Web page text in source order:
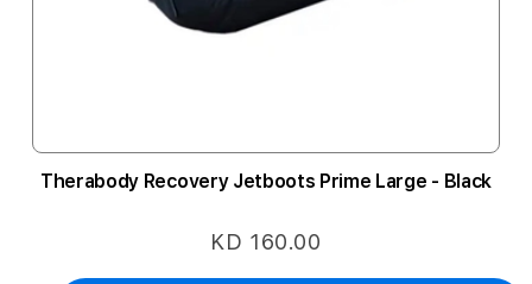
Therabody Recovery Jetboots Prime Large - Black
KD 160.00